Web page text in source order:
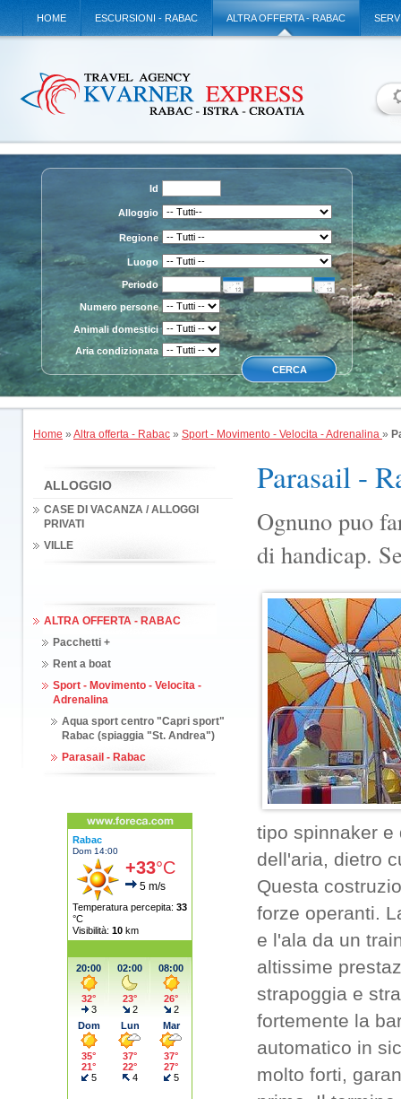
HOME ESCURSIONI - RABAC ALTRA OFFERTA - RABAC
Id
Alloggio
Regione
Luogo
Periodo
Numero persone
Animali domestici
Aria condizionata
Home » Altra offerta - Rabac » Sport - Movimento - Velocita - Adrenalina »
ALLOGGIO
CASE DI VACANZA / ALLOGGI
PRIVATI
VILLE
ALTRA OFFERTA - RABAC
Pacchetti +
Rent a boat
Sport - Movimento - Velocita -
Adrenalina
Aqua sport centro "Capri sport"
Rabac (spiaggia "St. Andrea")
Parasail - Rabac
Parasail -
Ognuno puo
di handicap.
tipo spinnaker e
dell'aria, dietro
Questa
forze operanti.
e l'ala da un
altissime
strapoggia e
fortemente la
automatico in
molto forti,